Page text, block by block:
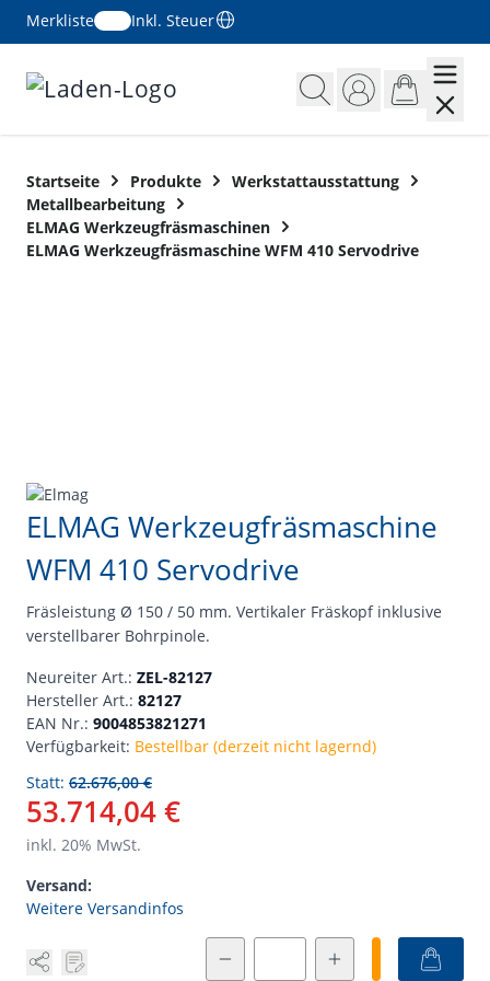
Merkliste
Inkl. Steuer
Startseite Produkte
Werkstattausstattung
Metallbearbeitung
ELMAG Werkzeugfräsmaschinen
ELMAG Werkzeugfräsmaschine WFM 410 Servodrive
ELMAG Werkzeugfräsmaschine
WFM 410 Servodrive
Fräsleistung Ø 150 / 50 mm. Vertikaler Fräskopf inklusive
verstellbarer Bohrpinole.
Neureiter Art.: ZEL-82127
Hersteller Art.: 82127
EAN Nr.: 9004853821271
Verfügbarkeit: Bestellbar (derzeit nicht lagernd)
Statt: 62.676,00 €
53.714,04 €
inkl. 20% MwSt.
Versand:
Weitere Versandinfos